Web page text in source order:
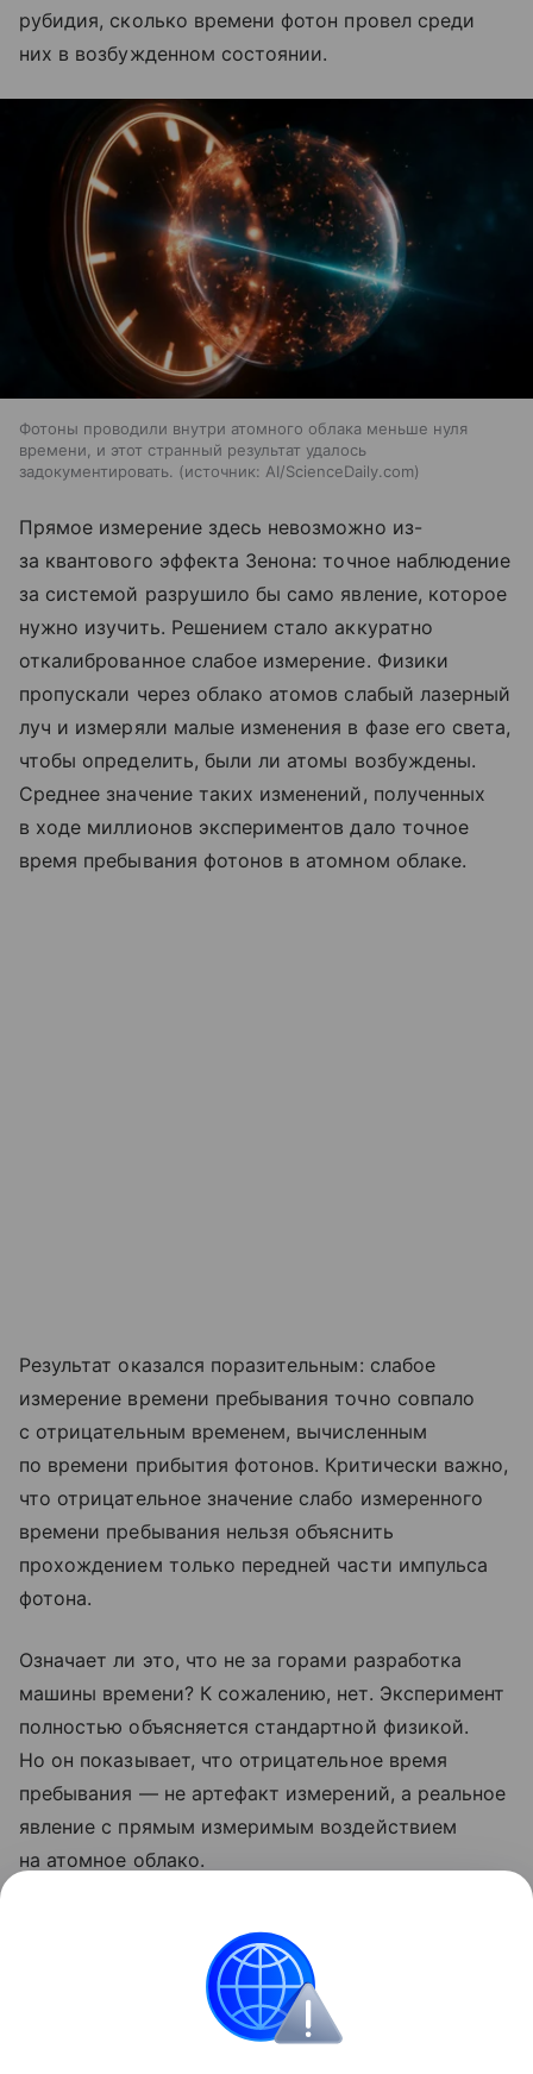
рубидия, сколько времени фотон провел среди
них в возбужденном состоянии.
Фотоны проводили внутри атомного облака меньше нуля
времени, и этот странный результат удалось
задокументировать.
источник: AI/ScienceDaily.com
Прямое измерение здесь невозможно из-
за квантового эффекта Зенона: точное наблюдение
за системой разрушило бы само явление, которое
нужно изучить. Решением стало аккуратно
откалиброванное слабое измерение. Физики
пропускали через облако атомов слабый лазерный
луч и измеряли малые изменения в фазе его света,
чтобы определить, были ли атомы возбуждены.
Среднее значение таких изменений, полученных
в ходе миллионов экспериментов дало точное
время пребывания фотонов в атомном облаке.
Результат оказался поразительным: слабое
измерение времени пребывания точно совпало
с отрицательным временем, вычисленным
по времени прибытия фотонов. Критически важно,
что отрицательное значение слабо измеренного
времени пребывания нельзя объяснить
прохождением только передней части импульса
фотона.
Означает ли это, что не за горами разработка
машины времени? К сожалению, нет. Эксперимент
полностью объясняется стандартной физикой.
Но он показывает, что отрицательное время
пребывания — не артефакт измерений, а реальное
явление с прямым измеримым воздействием
на атомное облако.
биты быстрее и с меньшими затратами.
квантовый компьютер